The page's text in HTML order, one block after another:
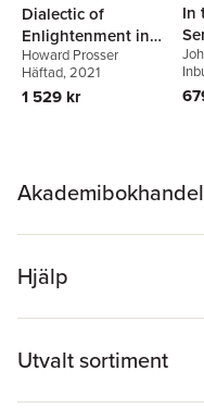
Dialectic of
Enlightenment in
the Anglosphere
Howard Prosser
Häftad, 2021
1 529 kr
In
Hjälp
Utvalt sortiment